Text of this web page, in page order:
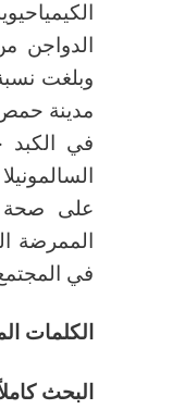
وبلغت
على صحة
الممرضة
في
الكلمات
البحث